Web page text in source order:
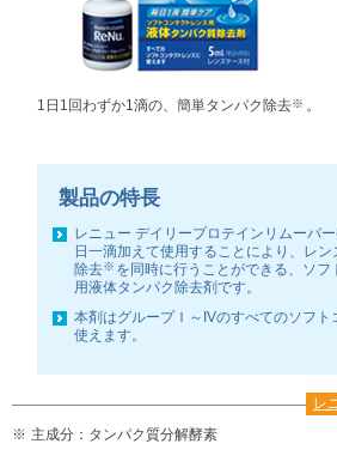
1日1回わずか1滴の、簡単タンパク除去※ 。
製品の特長
レニュー デイリープロテインリムーバ
日一滴加えて使用することにより、レン
除去※ を同時に行うことができる、ソフ
用液体タンパク除去剤です。
本剤はグループＩ～IVのすべてのソフト
使えます。
レ
※ 主成分：タンパク質分解酵素